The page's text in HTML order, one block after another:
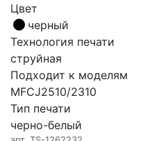
Цвет
черный
Технология печати
струйная
Подходит к моделям
MFCJ2510/2310
Тип печати
черно-белый